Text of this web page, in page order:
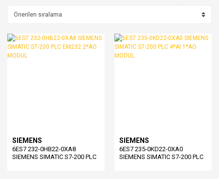
SIEMENS
6ES7 232-0HB22-0XA8
SIEMENS SIMATIC S7-200 PLC
SIEMENS
6ES7 235-0KD22-0XA0
SIEMENS SIMATIC S7-200 PLC